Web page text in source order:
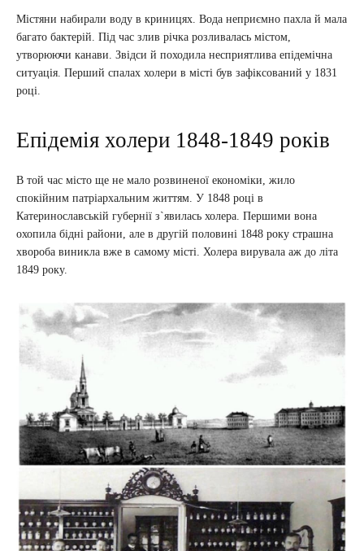
Містяни набирали воду в криницях. Вода неприємно пахла й мала
багато бактерій. Під час злив річка розливалась містом,
утворюючи канави. Звідси й походила несприятлива епідемічна
ситуація. Перший спалах холери в місті був зафіксований у 1831
році.
Епідемія холери 1848-1849 років
В той час місто ще не мало розвиненої економіки, жило
спокійним патріархальним життям. У 1848 році в
Катеринославській губернії з`явилась холера. Першими вона
охопила бідні райони, але в другій половині 1848 року страшна
хвороба виникла вже в самому місті. Холера вирувала аж до літа
1849 року.